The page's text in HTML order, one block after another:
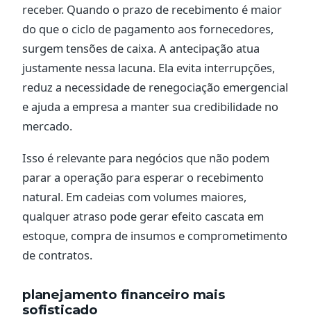
receber. Quando o prazo de recebimento é maior
do que o ciclo de pagamento aos fornecedores,
surgem tensões de caixa. A antecipação atua
justamente nessa lacuna. Ela evita interrupções,
reduz a necessidade de renegociação emergencial
e ajuda a empresa a manter sua credibilidade no
mercado.
Isso é relevante para negócios que não podem
parar a operação para esperar o recebimento
natural. Em cadeias com volumes maiores,
qualquer atraso pode gerar efeito cascata em
estoque, compra de insumos e comprometimento
de contratos.
planejamento financeiro mais
sofisticado